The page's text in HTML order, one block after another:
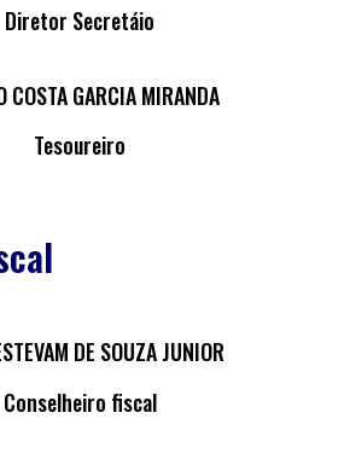
Diretor Secretáio
COSTA GARCIA MIRANDA
Tesoureiro
DE SOUZA JUNIOR
Conselheiro fiscal